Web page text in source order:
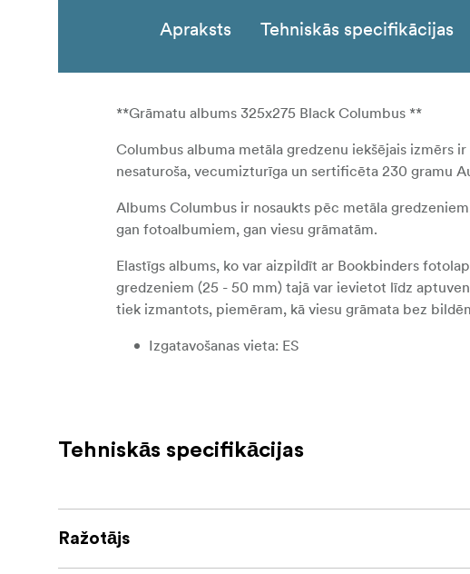
Apraksts Tehniskās specifikācijas
**Grāmatu albums 325x275 Black Columbus **
Columbus albuma metāla gredzenu iekšējais izmērs
nesaturoša, vecumizturīga un sertificēta 230 gramu
Albums Columbus ir nosaukts pēc metāla
gan fotoalbumiem, gan viesu grāmatām.
Elastīgs albums, ko var aizpildīt ar Bookbinders
gredzeniem (25 - 50 mm) tajā var ievietot līdz
tiek izmantots, piemēram, kā viesu grāmata bez
Izgatavošanas vieta: ES
Izmēra ārējie izmēri: 325 x 275 mm
Papīra veids: Austrijas papīrs: bez pārklājuma,
Tehniskās specifikācijas
Ražotājs